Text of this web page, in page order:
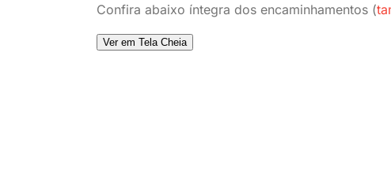
Confira abaixo íntegra dos encaminhamentos (
Ver em Tela Cheia